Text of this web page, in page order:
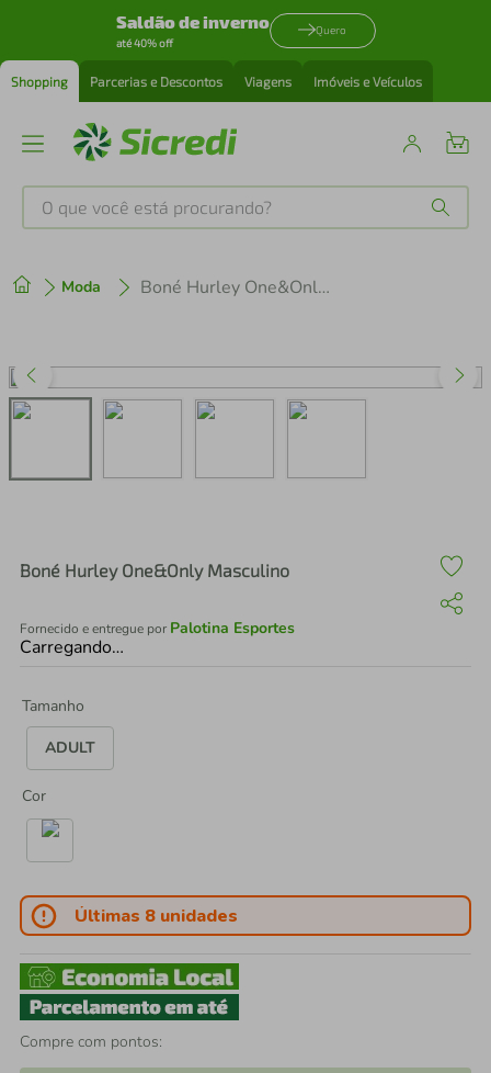
Saldão de inverno
até 40% off
Quero
Shopping Parcerias e Descontos Viagens Imóveis e Veículos
O que você está procurando?
Moda Boné Hurley One&Only Masculino
Boné Hurley One&Only Masculino
Fornecido e entregue por Palotina Esportes
Carregando…
Tamanho
ADULT
Cor
Últimas 8 unidades
Compre com pontos:
2º cafeteira